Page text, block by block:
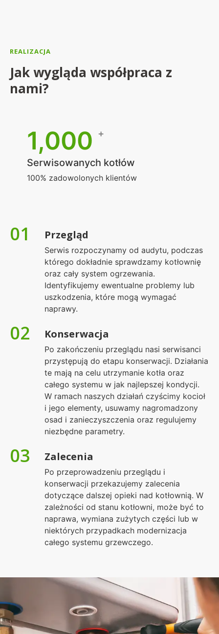
REALIZACJA
Jak wygląda współpraca z
nami?
1,000 +
Serwisowanych kotłów
100% zadowolonych klientów
01 Przegląd
Serwis rozpoczynamy od audytu, podczas
którego dokładnie sprawdzamy kotłownię
oraz cały system ogrzewania.
Identyfikujemy ewentualne problemy lub
uszkodzenia, które mogą wymagać
naprawy.
02 Konserwacja
Po zakończeniu przeglądu nasi serwisanci
przystępują do etapu konserwacji. Działania
te mają na celu utrzymanie kotła oraz
całego systemu w jak najlepszej kondycji.
W ramach naszych działań czyścimy kocioł
i jego elementy, usuwamy nagromadzony
osad i zanieczyszczenia oraz regulujemy
niezbędne parametry.
03 Zalecenia
Po przeprowadzeniu przeglądu i
konserwacji przekazujemy zalecenia
dotyczące dalszej opieki nad kotłownią. W
zależności od stanu kotłowni, może być to
naprawa, wymiana zużytych części lub w
niektórych przypadkach modernizacja
całego systemu grzewczego.